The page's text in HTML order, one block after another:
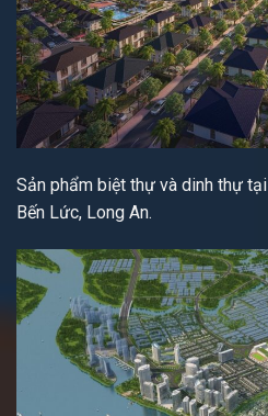
Sản phẩm biệt thự và dinh thự tại
Bến Lức, Long An.